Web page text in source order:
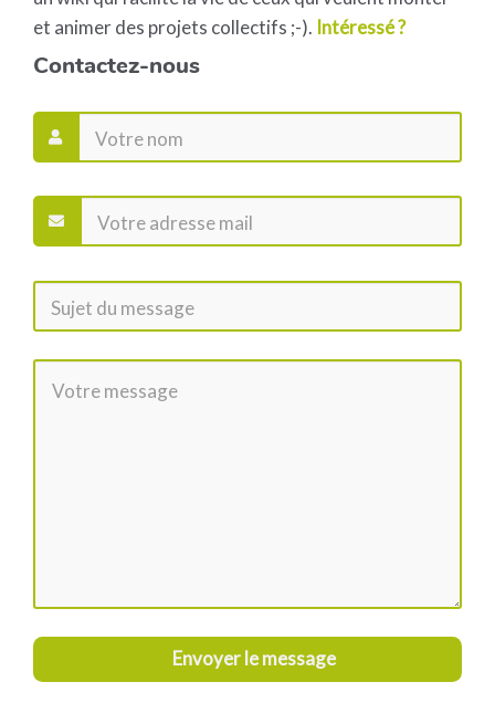
et animer des projets collectifs ;-). Intéressé ?
Contactez-nous
Envoyer le message